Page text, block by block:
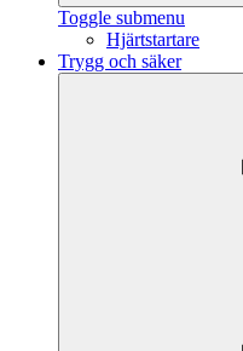
Toggle submenu
Hjärtstartare
Trygg och säker